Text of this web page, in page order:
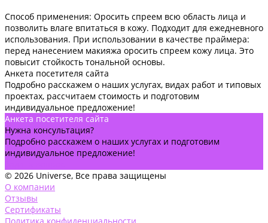
Способ применения: Оросить спреем всю область лица и
позволить влаге впитаться в кожу. Подходит для ежедневного
использования. При использовании в качестве праймера:
перед нанесением макияжа оросить спреем кожу лица. Это
повысит стойкость тональной основы.
Анкета посетителя сайта
Подробно расскажем о наших услугах, видах работ и типовых
проектах, рассчитаем стоимость и подготовим
индивидуальное предложение!
Анкета посетителя сайта
Нужна консультация?
Подробно расскажем о наших услугах и подготовим
индивидуальное предложение!
© 2026 Universe, Все права защищены
О компании
Отзывы
Сертификаты
Политика конфиденциальности